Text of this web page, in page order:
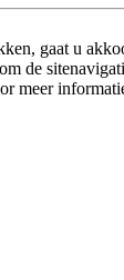
gaat u
de
meer